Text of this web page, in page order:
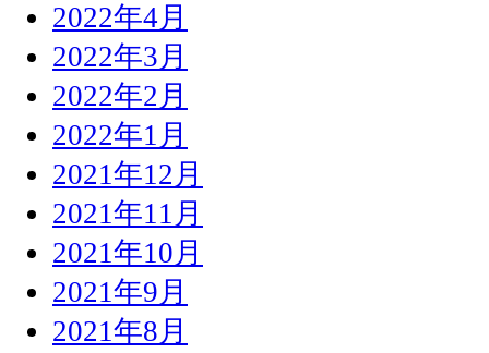
2022年4月
2022年3月
2022年2月
2022年1月
2021年12月
2021年11月
2021年10月
2021年9月
2021年8月